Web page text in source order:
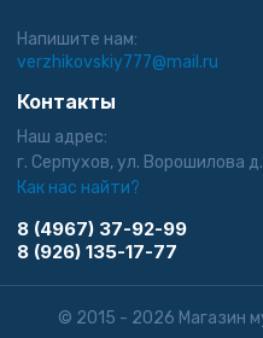
Напишите нам:
verzhikovskiy777@mail.ru
Контакты
Наш адрес:
г. Серпухов, ул. Ворошилова
Как нас найти?
8 (4967) 37-92-99
8 (926) 135-17-77
© 2015 - 2026 Магазин